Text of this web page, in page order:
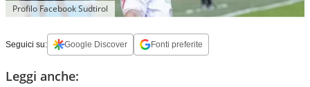
Profilo Facebook Sudtirol
Seguici su: Google Discover Fonti preferite
Leggi anche: